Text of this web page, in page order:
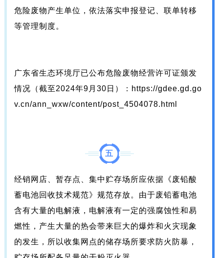
危险废物产生单位，依法落实申报登记、联单转移
等管理制度。
广东省生态环境厅已公布危险废物经营许可证颁发
情况（截至2024年9月30日）：https://gdee.gd.go
v.cn/ann_wxw/content/post_4504078.html
五
经销网店、暂存点、集中贮存场所应依据《废铅酸
蓄电池回收技术规范》规范存放。由于废铅蓄电池
含有大量的电解液，电解液有一定的强腐蚀性和易
燃性，产生大量的热会带来巨大的爆炸和火灾现象
的发生，所以收集网点的储存场所要求防火防暴，